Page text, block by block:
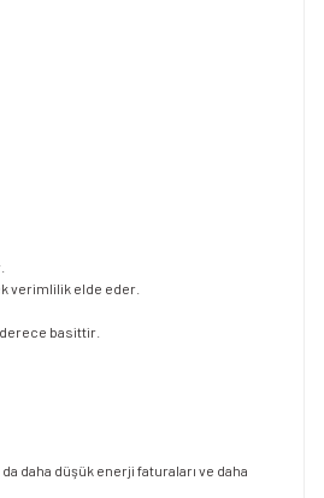
verimlilik elde eder.
derece basittir.
daha düşük enerji faturaları ve daha